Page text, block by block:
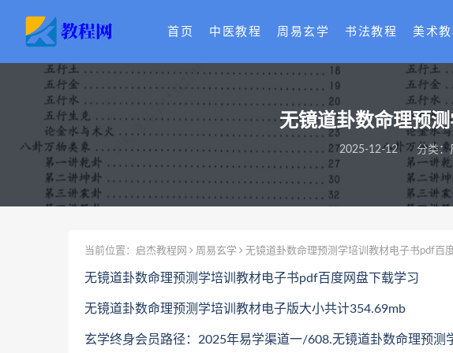
首页 中医教程 周易玄学 书法教程 美术教
无镜道卦数命理预
2025-12-12 分类：
当前位置： 启杰教程网 周易玄学 无镜道卦数命理预测学培训教材电子书pdf百
无镜道卦数命理预测学培训教材电子书pdf百度网盘下载学习
无镜道卦数命理预测学培训教材电子版大小共计354.69mb
玄学终身会员路径：2025年易学渠道一/608.无镜道卦数命理预测